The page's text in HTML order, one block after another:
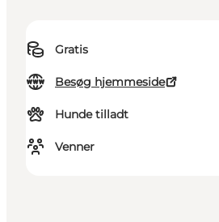
Gratis
Besøg hjemmeside
Hunde tilladt
Venner